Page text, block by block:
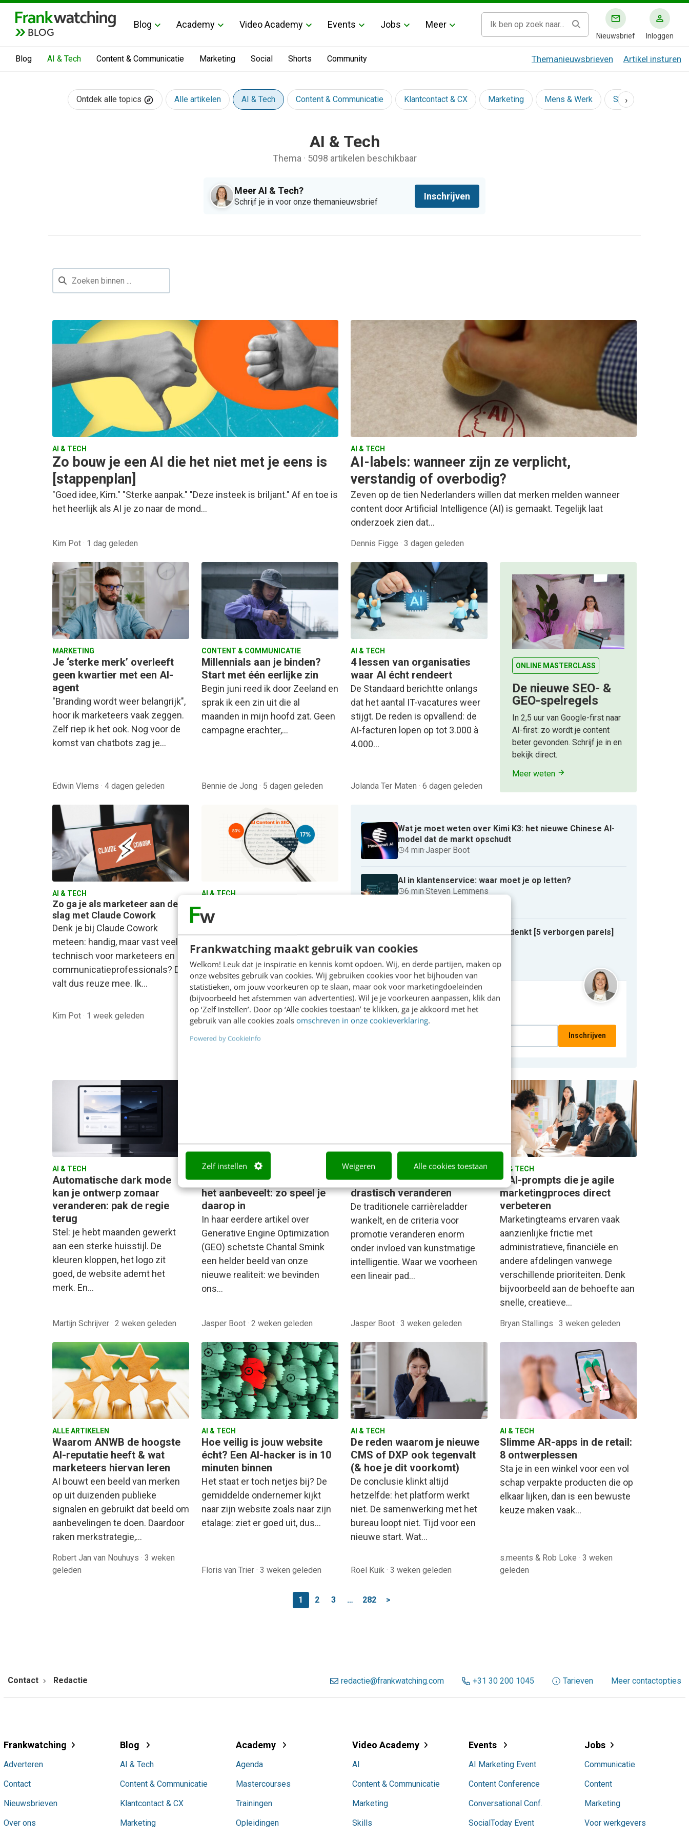
Frankwatching maakt gebruik van cookies
Welkom! Leuk dat je inspiratie en kennis komt opdoen. Wij, en derde partijen, maken op
onze websites gebruik van cookies. Wij gebruiken cookies voor het bijhouden van
statistieken, om jouw voorkeuren op te slaan, maar ook voor marketingdoeleinden
(bijvoorbeeld het afstemmen van advertenties). Wil je je voorkeuren aanpassen, klik dan
op ‘Zelf instellen’. Door op ‘Alle cookies toestaan’ te klikken, ga je akkoord met het
gebruik van alle cookies zoals omschreven in onze cookieverklaring.
Powered by CookieInfo
Zelf instellen Weigeren Alle cookies toestaan
BLOG
Blog Academy Video Academy Events Jobs Meer
Nieuwsbrief Inloggen
Blog AI & Tech Content & Communicatie Marketing Social Shorts Community Themanieuwsbrieven Artikel insturen
Ontdek alle topics Alle artikelen AI & Tech Content & Communicatie Klantcontact & CX Marketing Mens & Werk Social
›
AI & Tech
Thema · 5098 artikelen beschikbaar
Meer AI & Tech?
Schrijf je in voor onze themanieuwsbrief
Inschrijven
AI & TECH
Zo bouw je een AI die het niet met je eens is
[stappenplan]
"Goed idee, Kim." "Sterke aanpak." "Deze insteek is briljant." Af en toe is
het heerlijk als AI je zo naar de mond…
Kim Pot · 1 dag geleden
AI & TECH
AI-labels: wanneer zijn ze verplicht,
verstandig of overbodig?
Zeven op de tien Nederlanders willen dat merken melden wanneer
content door Artificial Intelligence (AI) is gemaakt. Tegelijk laat
onderzoek zien dat…
Dennis Figge · 3 dagen geleden
MARKETING
Je ‘sterke merk’ overleeft
geen kwartier met een AI-
agent
"Branding wordt weer belangrijk",
hoor ik marketeers vaak zeggen.
Zelf riep ik het ook. Nog voor de
komst van chatbots zag je…
Edwin Vlems · 4 dagen geleden
CONTENT & COMMUNICATIE
Millennials aan je binden?
Start met één eerlijke zin
Begin juni reed ik door Zeeland en
sprak ik een zin uit die al
maanden in mijn hoofd zat. Geen
campagne erachter,…
Bennie de Jong · 5 dagen geleden
AI & TECH
4 lessen van organisaties
waar AI écht rendeert
De Standaard berichtte onlangs
dat het aantal IT-vacatures weer
stijgt. De reden is opvallend: de
AI-facturen lopen op tot 3.000 à
4.000…
Jolanda Ter Maten · 6 dagen geleden
ONLINE MASTERCLASS
De nieuwe SEO- &
GEO-spelregels
In 2,5 uur van Google-first naar
AI-first: zo wordt je content
beter gevonden. Schrijf je in en
bekijk direct.
Meer weten
AI & TECH
Zo ga je als marketeer aan de
slag met Claude Cowork
Denk je bij Claude Cowork
meteen: handig, maar vast veel te
technisch voor marketeers en
communicatieprofessionals? Dat
valt dus reuze mee. Ik…
Kim Pot · 1 week geleden
AI & TECH
content echt in zoekmachines?
[5 onderzoeken]
makkelijk geweest. Je typt een
prompt en Copilot, ChatGPT of
Claude genereren binnen een
paar seconden…
Liset de Boer 1 week geleden
Wat je moet weten over Kimi K3: het nieuwe Chinese AI-
model dat de markt opschudt
4 min·Jasper Boot
AI in klantenservice: waar moet je op letten?
6 min·Steven Lemmens
Copilot kan veel meer dan jij denkt [5 verborgen parels]
7 min
Meer AI & Tech?
Schrijf je in voor onze themanieuwsbrief
Inschrijven
AI & TECH
Automatische dark mode
kan je ontwerp zomaar
veranderen: pak de regie
terug
Stel: je hebt maanden gewerkt
aan een sterke huisstijl. De
kleuren kloppen, het logo zit
goed, de website ademt het
merk. En…
Martijn Schrijver · 2 weken geleden
AI & TECH
AI bepaalt welke bedrijven
het aanbeveelt: zo speel je
daarop in
In haar eerdere artikel over
Generative Engine Optimization
(GEO) schetste Chantal Smink
een helder beeld van onze
nieuwe realiteit: we bevinden
ons…
Jasper Boot · 2 weken geleden
AI & TECH
AI gaat de carrièreladder
drastisch veranderen
De traditionele carrièreladder
wankelt, en de criteria voor
promotie veranderen enorm
onder invloed van kunstmatige
intelligentie. Waar we voorheen
een lineair pad…
Jasper Boot · 3 weken geleden
AI & TECH
6 AI-prompts die je agile
marketingproces direct
verbeteren
Marketingteams ervaren vaak
aanzienlijke frictie met
administratieve, financiële en
andere afdelingen vanwege
verschillende prioriteiten. Denk
bijvoorbeeld aan de behoefte aan
snelle, creatieve…
Bryan Stallings · 3 weken geleden
ALLE ARTIKELEN
Waarom ANWB de hoogste
AI-reputatie heeft & wat
marketeers hiervan leren
AI bouwt een beeld van merken
op uit duizenden publieke
signalen en gebruikt dat beeld om
aanbevelingen te doen. Daardoor
raken merkstrategie,…
Robert Jan van Nouhuys · 3 weken
geleden
AI & TECH
Hoe veilig is jouw website
écht? Een AI-hacker is in 10
minuten binnen
Het staat er toch netjes bij? De
gemiddelde ondernemer kijkt
naar zijn website zoals naar zijn
etalage: ziet er goed uit, dus…
Floris van Trier · 3 weken geleden
AI & TECH
De reden waarom je nieuwe
CMS of DXP ook tegenvalt
(& hoe je dit voorkomt)
De conclusie klinkt altijd
hetzelfde: het platform werkt
niet. De samenwerking met het
bureau loopt niet. Tijd voor een
nieuwe start. Wat…
Roel Kuik · 3 weken geleden
AI & TECH
Slimme AR-apps in de retail:
8 ontwerplessen
Sta je in een winkel voor een vol
schap verpakte producten die op
elkaar lijken, dan is een bewuste
keuze maken vaak…
s.meents & Rob Loke · 3 weken
geleden
1 2 3 … 282 >
Contact Redactie redactie@frankwatching.com +31 30 200 1045 Tarieven Meer contactopties
Frankwatching
Adverteren
Contact
Nieuwsbrieven
Over ons
Blog
AI & Tech
Content & Communicatie
Klantcontact & CX
Marketing
Academy
Agenda
Mastercourses
Trainingen
Opleidingen
Video Academy
AI
Content & Communicatie
Marketing
Skills
Events
AI Marketing Event
Content Conference
Conversational Conf.
SocialToday Event
Jobs
Communicatie
Content
Marketing
Voor werkgevers